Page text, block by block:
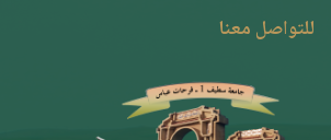
للتواصل معنا